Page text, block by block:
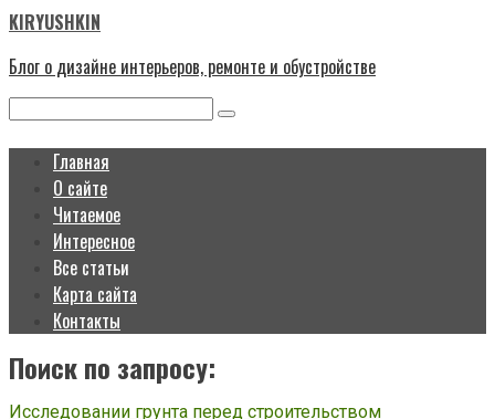
Перейти
к
контенту
KIRYUSHKIN
Блог о дизайне интерьеров, ремонте и обустройстве
Главная
О сайте
Читаемое
Интересное
Все статьи
Карта сайта
Контакты
Поиск по запросу:
Исследовании грунта перед строительством